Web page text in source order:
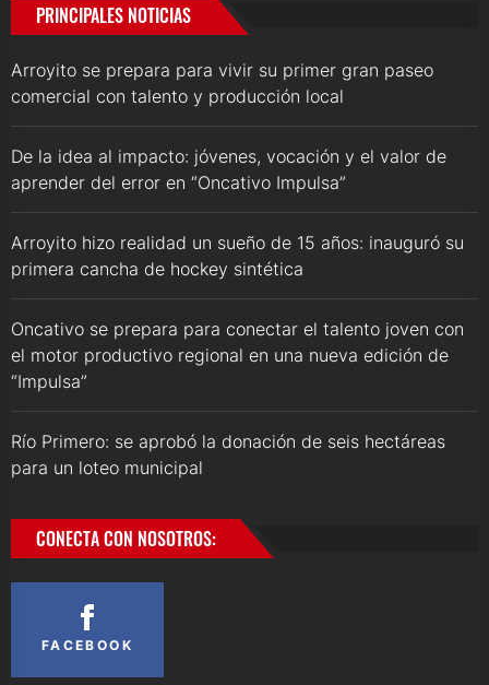
PRINCIPALES NOTICIAS
Arroyito se prepara para vivir su primer gran paseo
comercial con talento y producción local
De la idea al impacto: jóvenes, vocación y el valor de
aprender del error en “Oncativo Impulsa”
Arroyito hizo realidad un sueño de 15 años: inauguró su
primera cancha de hockey sintética
Oncativo se prepara para conectar el talento joven con
el motor productivo regional en una nueva edición de
“Impulsa”
Río Primero: se aprobó la donación de seis hectáreas
para un loteo municipal
CONECTA CON NOSOTROS:
FACEBOOK